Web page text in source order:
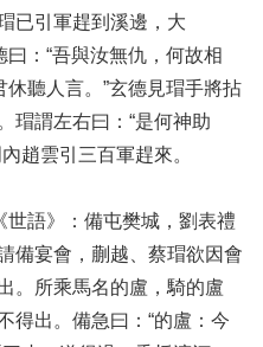
已引軍趕到溪邊，大
曰：“吾與汝無仇，何故相
休聽人言。”玄德見瑁手將拈
瑁謂左右曰：“是何神助
趙雲引三百軍趕來。
世語》：備屯樊城，劉表禮
備宴會，蒯越、蔡瑁欲因會
。所乘馬名的盧，騎的盧
得出。備急曰：“的盧：今